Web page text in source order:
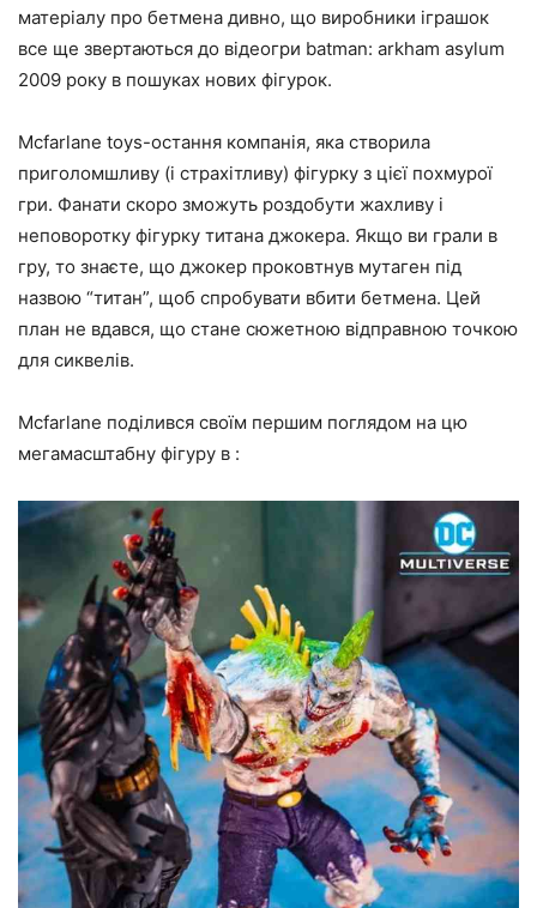
матеріалу про бетмена дивно, що виробники іграшок
все ще звертаються до відеогри batman: arkham asylum
2009 року в пошуках нових фігурок.
Mcfarlane toys-остання компанія, яка створила
приголомшливу (і страхітливу) фігурку з цієї похмурої
гри. Фанати скоро зможуть роздобути жахливу і
неповоротку фігурку титана джокера. Якщо ви грали в
гру, то знаєте, що джокер проковтнув мутаген під
назвою “титан”, щоб спробувати вбити бетмена. Цей
план не вдався, що стане сюжетною відправною точкою
для сиквелів.
Mcfarlane поділився своїм першим поглядом на цю
мегамасштабну фігуру в :